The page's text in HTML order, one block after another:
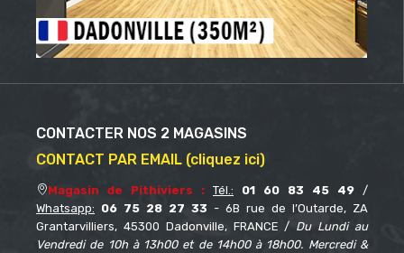
CONTACTER NOS 2 MAGASINS
CONTACT PAR EMAIL (cliquez ici)
Magasin de Pithiviers : Tél.: 01 60 83 45 49 /
Whatsapp: 06 75 28 27 33 - 6B rue de l’Outarde, ZA
Grantarvilliers, 45300 Dadonville, FRANCE / Du Lundi au
Vendredi de 10h à 13h00 et de 14h00 à 18h00. Mercredi &